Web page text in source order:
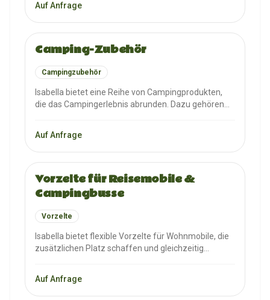
bevorzugen. Sie sind schnell aufgebaut und
jederzeit startbereit.
Auf Anfrage
Camping-Zubehör
Campingzubehör
Isabella bietet eine Reihe von Campingprodukten,
die das Campingerlebnis abrunden. Dazu gehören
Produkte sind leicht im Gewicht, einfach in der
Handhabung und hochwertig in der Qualität.
Auf Anfrage
Vorzelte für Reisemobile &
Campingbusse
Vorzelte
Isabella bietet flexible Vorzelte für Wohnmobile, die
zusätzlichen Platz schaffen und gleichzeitig
Auf Anfrage